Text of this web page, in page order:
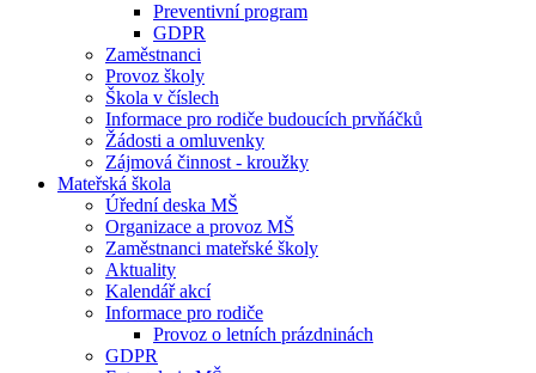
Preventivní program
GDPR
Zaměstnanci
Provoz školy
Škola v číslech
Informace pro rodiče budoucích prvňáčků
Žádosti a omluvenky
Zájmová činnost - kroužky
Mateřská škola
Úřední deska MŠ
Organizace a provoz MŠ
Zaměstnanci mateřské školy
Aktuality
Kalendář akcí
Informace pro rodiče
Provoz o letních prázdninách
GDPR